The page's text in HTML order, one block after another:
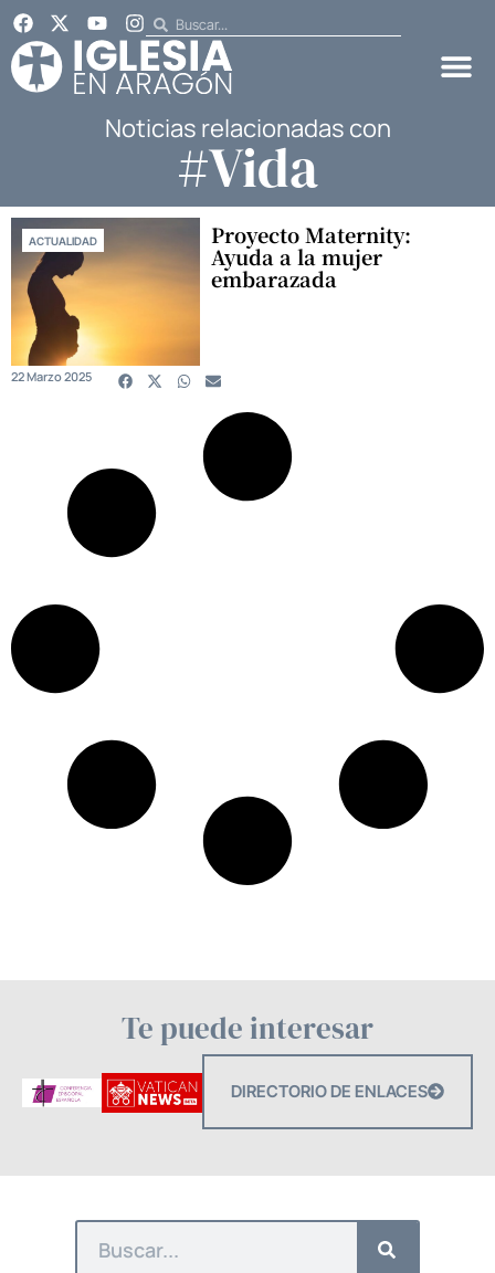
Noticias relacionadas con
#Vida
ACTUALIDAD Proyecto Maternity:
Ayuda a la mujer
embarazada
22 Marzo 2025
Te puede interesar
DIRECTORIO DE ENLACES